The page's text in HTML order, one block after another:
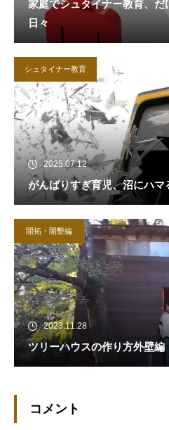
家庭でシュタイナー教育、だ
日々
シュタイナー教育
2025.07.12
がんばりすぎ育児、沼にハマ
開拓・開墾編
2023.11.28
ツリーハウスの作り方外壁編
コメント